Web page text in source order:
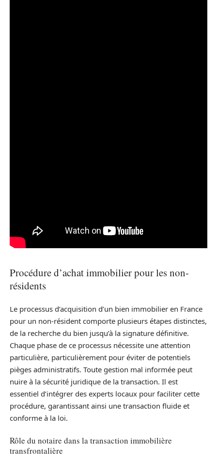
Procédure d’achat immobilier pour les non-
résidents
Le processus d’acquisition d’un bien immobilier en France
pour un non-résident comporte plusieurs étapes distinctes,
de la recherche du bien jusqu’à la signature définitive.
Chaque phase de ce processus nécessite une attention
particulière, particulièrement pour éviter de potentiels
pièges administratifs. Toute gestion mal informée peut
nuire à la sécurité juridique de la transaction. Il est
essentiel d’intégrer des experts locaux pour faciliter cette
procédure, garantissant ainsi une transaction fluide et
conforme à la loi.
Rôle du notaire dans la transaction immobilière
transfrontalière